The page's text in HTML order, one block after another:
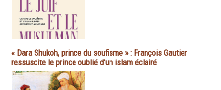
« Dara Shukoh, prince du soufisme » : François Gautier
ressuscite le prince oublié d'un islam éclairé